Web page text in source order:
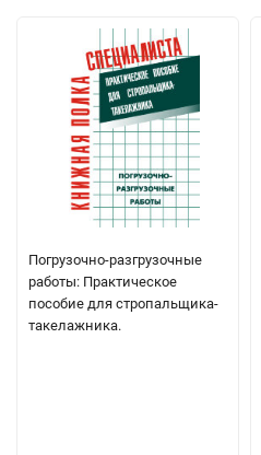
Погрузочно-разгрузочные
работы: Практическое
пособие для стропальщика-
такелажника.